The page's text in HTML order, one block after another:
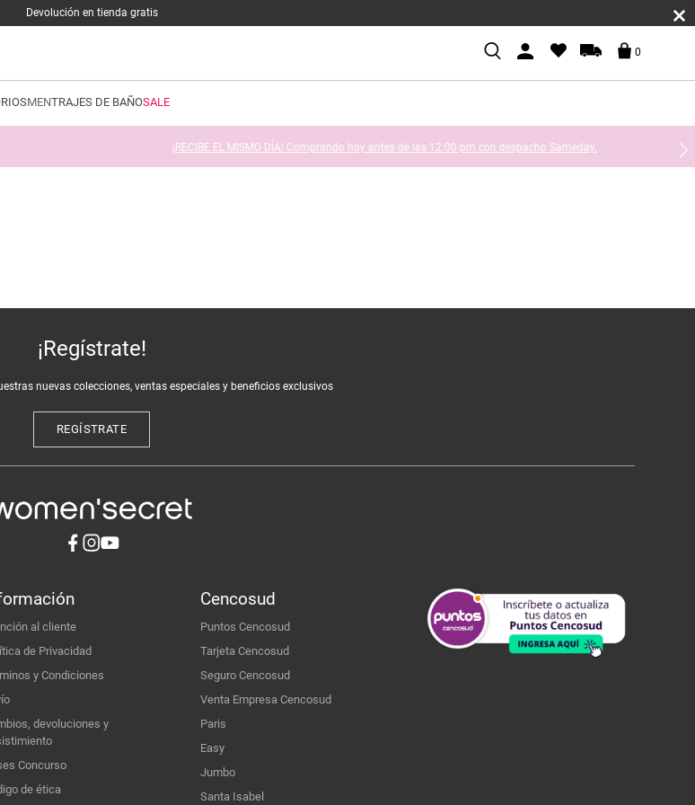
Devolución en tienda gratis
0
MENTRAJES DE BAÑOSALE
Comprando hoy antes de las 12:00 pm con despacho Sameday.
¡Regístrate!
nuevas colecciones, ventas especiales y beneficios exclusivos
REGÍSTRATE
al cliente
de Privacidad
y Condiciones
devoluciones y
Concurso
de ética
Cencosud
Puntos Cencosud
Tarjeta Cencosud
Seguro Cencosud
Venta Empresa Cencosud
Paris
Easy
Jumbo
Santa Isabel